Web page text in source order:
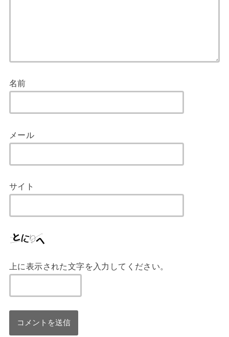
名前
メール
サイト
上に表示された文字を入力してください。